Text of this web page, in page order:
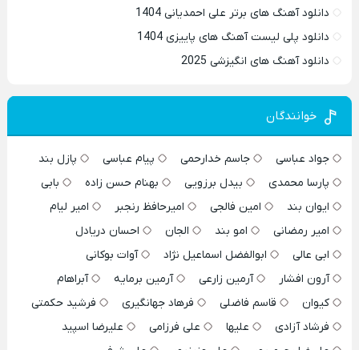
دانلود آهنگ های برتر علی احمدیانی 1404
دانلود پلی لیست آهنگ های پاییزی 1404
دانلود آهنگ های انگیزشی 2025
خوانندگان
جواد عباسی جاسم خدارحمی پیام عباسی
پازل بند
پارسا محمدی
بیدل برزویی بهنام حسن زاده
بابی
ایوان بند
امین فالجی امیرحافظ رنجبر
امیر لیام
امیر رمضانی
امو بند الجان
احسان دریادل
ابی عالی
ابوالفضل اسماعیل نژاد
آوات بوکانی
آرون افشار
آرمین زارعی آرمین برمایه
آبراهام
کیوان
قاسم فاضلی فرهاد جهانگیری
فرشید حکمتی
فرشاد آزادی
علیها علی فرزامی
علیرضا اسپید